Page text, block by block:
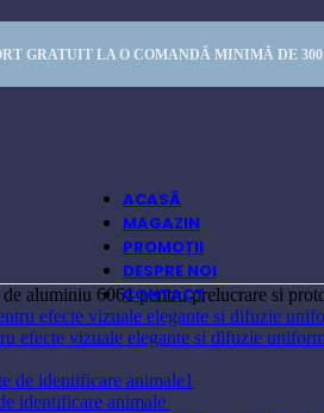
GRATUIT LA O COMANDĂ MINIMĂ DE 300
ACASĂ
MAGAZIN
PROMOȚII
DESPRE NOI
CONTACT
aluminiu 6061 pentru prelucrare si
efecte vizuale elegante si difuzie
identificare animale